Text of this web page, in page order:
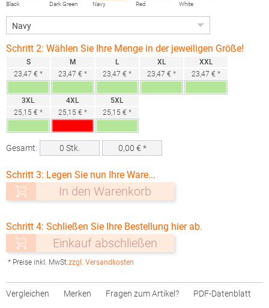
Black Dark Green Navy Red White
Schritt 2: Wählen Sie Ihre Menge in der jeweiligen Größe!
S
23,47 € *
M
23,47 € *
L
23,47 € *
XL
23,47 € *
XXL
23,47 € *
3XL
25,15 € *
4XL
25,15 € *
5XL
25,15 € *
Gesamt: 0 Stk. 0,00 € *
Schritt 3: Legen Sie nun Ihre Ware...
In den Warenkorb
Schritt 4: Schließen Sie Ihre Bestellung hier ab.
Einkauf abschließen
* Preise inkl. MwSt.zzgl. Versandkosten
Vergleichen Merken Fragen zum Artikel? PDF-Datenblatt